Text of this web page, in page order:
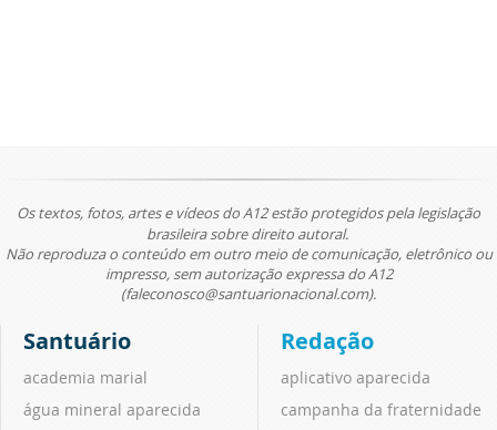
Os textos, fotos, artes e vídeos do A12 estão protegidos pela legislação
brasileira sobre direito autoral.
Não reproduza o conteúdo em outro meio de comunicação, eletrônico ou
impresso, sem autorização expressa do A12
(faleconosco@santuarionacional.com).
Santuário
academia marial
água mineral aparecida
Redação
aplicativo aparecida
campanha da fraternidade